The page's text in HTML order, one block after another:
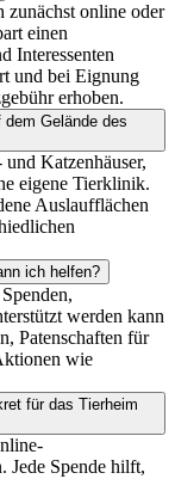
zunächst online oder
einen
Interessenten
und bei Eignung
erhoben.
Gelände des
Katzenhäuser,
eigene Tierklinik.
Auslaufflächen
ich helfen?
werden kann
Patenschaften für
wie
für das Tierheim
Jede Spende hilft,